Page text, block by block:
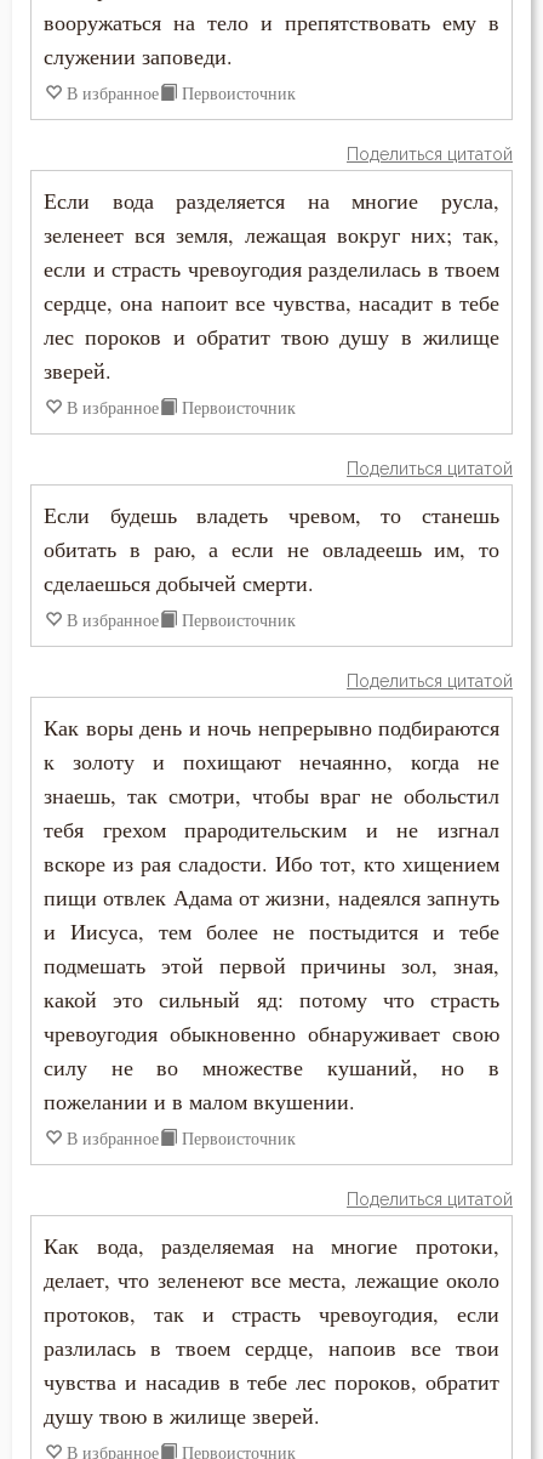
вооружаться на тело и препятствовать ему в
служении заповеди.
В избранное Первоисточник
Поделиться цитатой
Если вода разделяется на многие русла,
зеленеет вся земля, лежащая вокруг них; так,
если и страсть чревоугодия разделилась в твоем
сердце, она напоит все чувства, насадит в тебе
лес пороков и обратит твою душу в жилище
зверей.
В избранное Первоисточник
Поделиться цитатой
Если будешь владеть чревом, то станешь
обитать в раю, а если не овладеешь им, то
сделаешься добычей смерти.
В избранное Первоисточник
Поделиться цитатой
Как воры день и ночь непрерывно подбираются
к золоту и похищают нечаянно, когда не
знаешь, так смотри, чтобы враг не обольстил
тебя грехом прародительским и не изгнал
вскоре из рая сладости. Ибо тот, кто хищением
пищи отвлек Адама от жизни, надеялся запнуть
и Иисуса, тем более не постыдится и тебе
подмешать этой первой причины зол, зная,
какой это сильный яд: потому что страсть
чревоугодия обыкновенно обнаруживает свою
силу не во множестве кушаний, но в
пожелании и в малом вкушении.
В избранное Первоисточник
Поделиться цитатой
Как вода, разделяемая на многие протоки,
делает, что зеленеют все места, лежащие около
протоков, так и страсть чревоугодия, если
разлилась в твоем сердце, напоив все твои
чувства и насадив в тебе лес пороков, обратит
душу твою в жилище зверей.
В избранное Первоисточник